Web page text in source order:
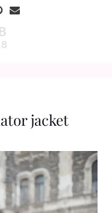
jacket